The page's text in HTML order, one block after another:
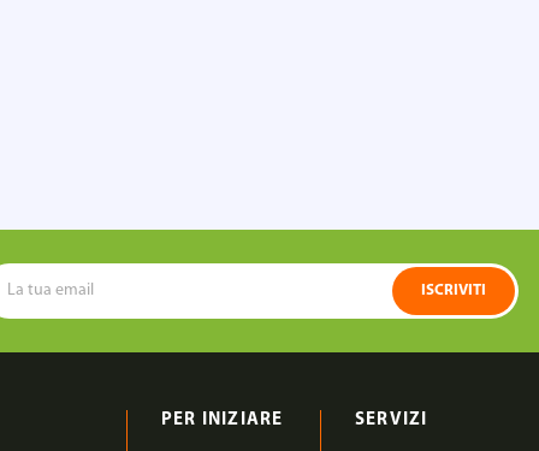
ISCRIVITI
PER INIZIARE SERVIZI